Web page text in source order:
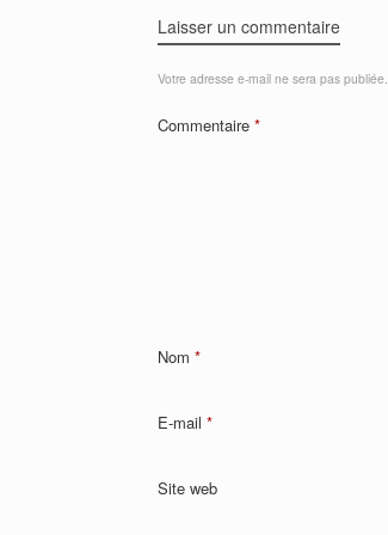
Laisser un commentaire
Votre adresse e-mail ne sera pas publiée.
Commentaire *
Nom *
E-mail *
Site web